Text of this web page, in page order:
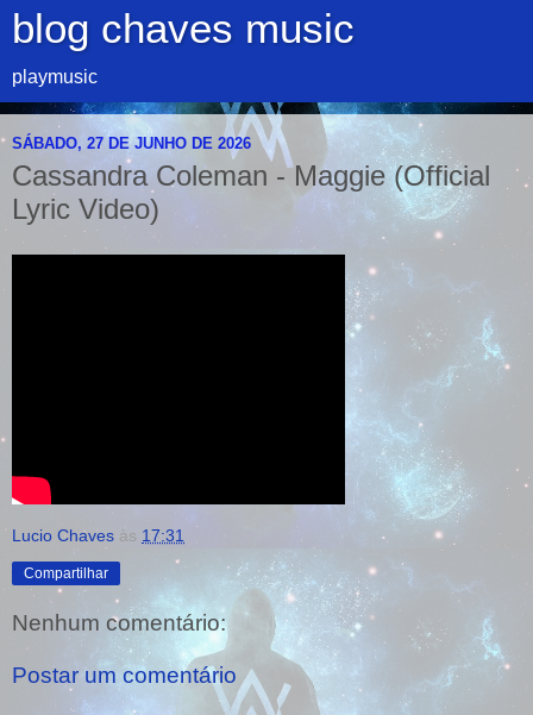
blog chaves music
playmusic
SÁBADO, 27 DE JUNHO DE 2026
Cassandra Coleman - Maggie (Official
Lyric Video)
Lucio Chaves às 17:31
Compartilhar
Nenhum comentário:
Postar um comentário